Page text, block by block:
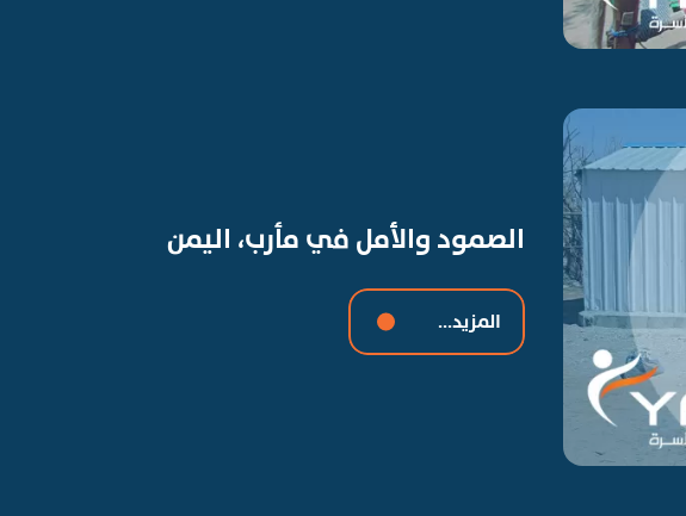
الصمود والأمل في مأرب، اليمن
المزيد...